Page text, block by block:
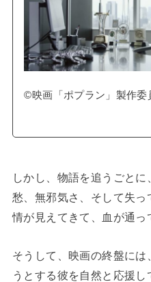
©映画「ポプラン」製作委
しかし、物語を追うごと
愁、無邪気さ、そして失
情が見えてきて、血が通っ
そうして、映画の終盤に
うとする彼を自然と応援し